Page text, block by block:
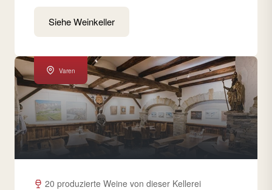
Siehe Weinkeller
Varen
20 produzierte Weine von dieser Kellerei